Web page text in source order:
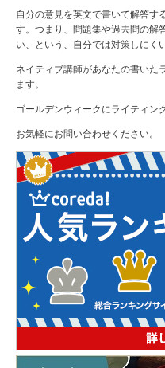
自分の意見を英文で書いて解答す
す。つまり、問題集や過去問の解
い、という、自分では対策しにく
ネイティブ講師があなたの書いた
ます。
ゴールデンウィークにライティン
お気軽にお問い合わせください。